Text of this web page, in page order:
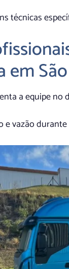
técnicas
em
a equipe no
vazão durante